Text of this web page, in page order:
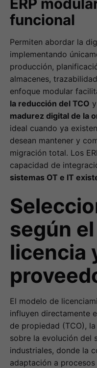
ERP
funcional
Permiten abordar la
implementando
producción,
almacenes,
enfoque modular
la reducción del TCO
madurez digital de la
ideal cuando ya
desean mantener y
migración total. Los
capacidad de
sistemas OT e IT
según
licencia
El modelo de
influyen directamente
de propiedad (TCO),
sobre la evolución del
industriales, donde la
adaptación a